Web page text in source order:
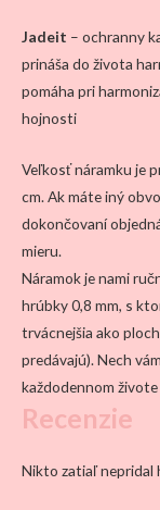
Jadeit – ochranny
prináša do života
pomáha pri
hojnosti
Veľkosť náramku je
cm. Ak máte iný
dokončovaní
mieru.
Náramok je nami
hrúbky 0,8 mm, s
trvácnejšia ako
predávajú). Nech
každodennom
Recenzie
Nikto zatiaľ nepridal